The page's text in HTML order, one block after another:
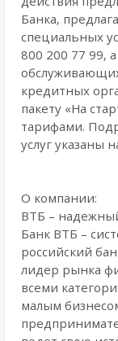
Банка,
специальных
800 200 77 99,
кредитных
пакету «На
тарифами.
услуг указаны
О компании:
ВТБ –
Банк ВТБ –
российский
лидер рынка
всеми
малым